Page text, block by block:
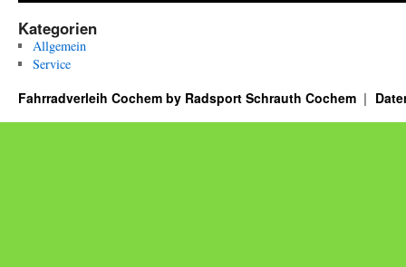
Kategorien
Allgemein
Service
Fahrradverleih Cochem by Radsport Schrauth Cochem